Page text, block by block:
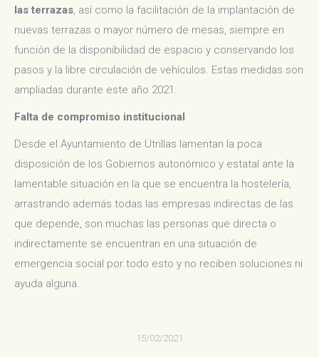
las terrazas, así como la facilitación de la implantación de
nuevas terrazas o mayor número de mesas, siempre en
función de la disponibilidad de espacio y conservando los
pasos y la libre circulación de vehículos. Estas medidas son
ampliadas durante este año 2021.
Falta de compromiso institucional
Desde el Ayuntamiento de Utrillas lamentan la poca
disposición de los Gobiernos autonómico y estatal ante la
lamentable situación en la que se encuentra la hostelería,
arrastrando además todas las empresas indirectas de las
que depende, son muchas las personas que directa o
indirectamente se encuentran en una situación de
emergencia social por todo esto y no reciben soluciones ni
ayuda alguna.
15/02/2021